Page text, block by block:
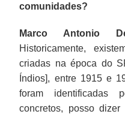
comunidades?
Marco Antonio
Historicamente,
criadas na época do
Índios], entre 1915 e
foram identificadas
concretos, posso